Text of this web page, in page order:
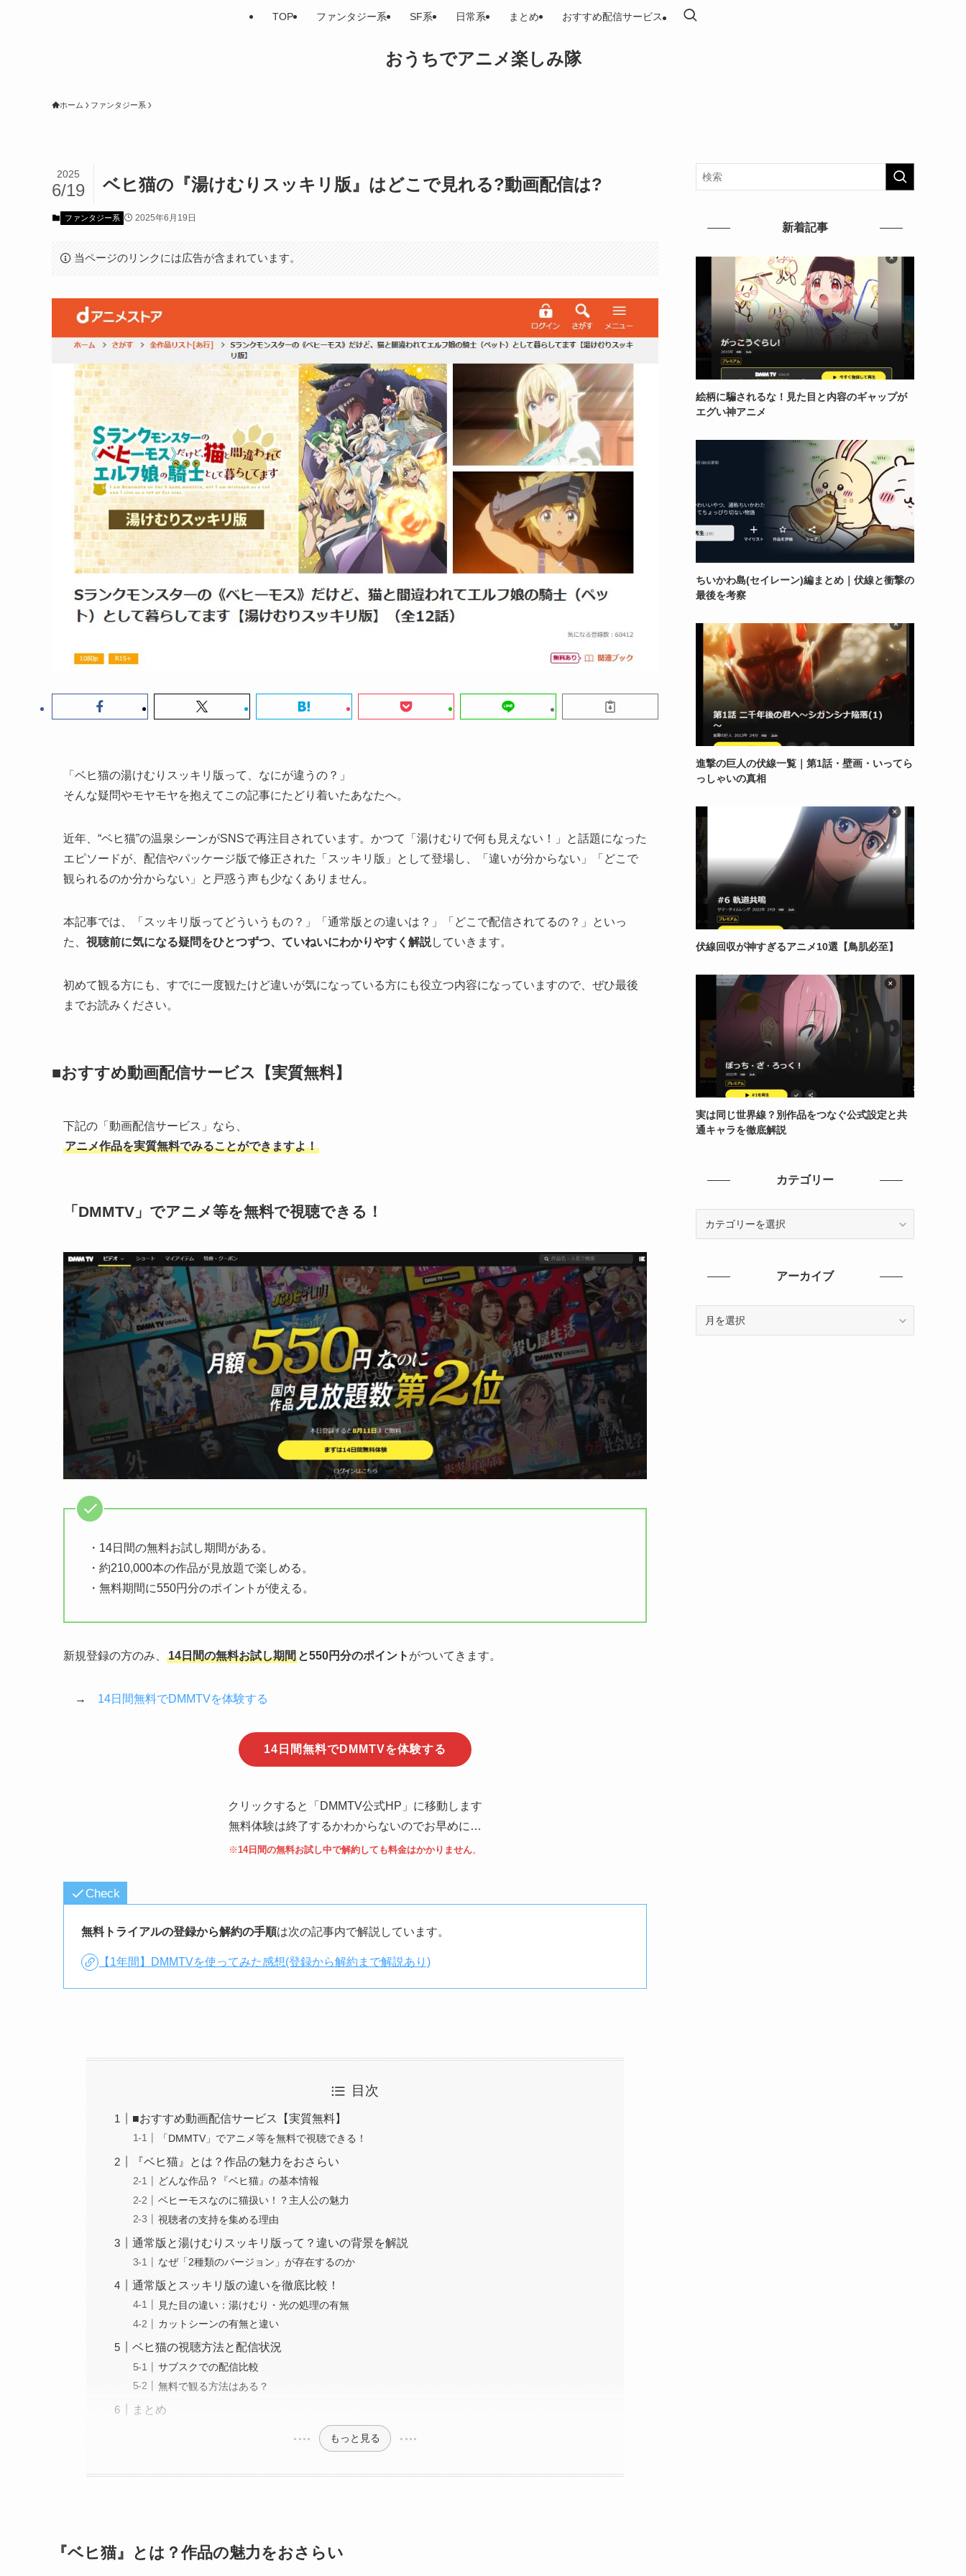
おうちでアニメ楽しみ隊
TOP ファンタジー系 SF系 日常系 まとめ おすすめ配信サービス
ホーム ファンタジー系
ベヒ猫の『湯けむりスッキリ版』はどこで見れる?動画配信は?
2025
6/19
ファンタジー系 2025年6月19日
当ページのリンクには広告が含まれています。
「ベヒ猫の湯けむりスッキリ版って、なにが違うの？」
そんな疑問やモヤモヤを抱えてこの記事にたどり着いたあなたへ。
近年、“ベヒ猫”の温泉シーンがSNSで再注目されています。かつて「湯けむりで何も見えない！」と話題になった
エピソードが、配信やパッケージ版で修正された「スッキリ版」として登場し、「違いが分からない」「どこで
観られるのか分からない」と戸惑う声も少なくありません。
本記事では、「スッキリ版ってどういうもの？」「通常版との違いは？」「どこで配信されてるの？」といっ
た、 視聴前に気になる疑問をひとつずつ、ていねいにわかりやすく解説していきます。
初めて観る方にも、すでに一度観たけど違いが気になっている方にも役立つ内容になっていますので、ぜひ最後
までお読みください。
■おすすめ動画配信サービス【実質無料】
下記の「動画配信サービス」なら、
アニメ作品を実質無料でみることができますよ！
「DMMTV」でアニメ等を無料で視聴できる！
・14日間の無料お試し期間がある。
・約210,000本の作品が見放題で楽しめる。
・無料期間に550円分のポイントが使える。
新規登録の方のみ、 14日間の無料お試し期間 と550円分のポイント がついてきます。
→ 14日間無料でDMMTVを体験する
14日間無料でDMMTVを体験する
クリックすると「DMMTV公式HP」に移動します
無料体験は終了するかわからないのでお早めに…
※14日間の無料お試し中で解約しても料金はかかりません。
Check
無料トライアルの登録から解約の手順は次の記事内で解説しています。
【1年間】DMMTVを使ってみた感想(登録から解約まで解説あり)
目次
■おすすめ動画配信サービス【実質無料】
「DMMTV」でアニメ等を無料で視聴できる！
『ベヒ猫』とは？作品の魅力をおさらい
どんな作品？『ベヒ猫』の基本情報
ベヒーモスなのに猫扱い！？主人公の魅力
視聴者の支持を集める理由
通常版と湯けむりスッキリ版って？違いの背景を解説
なぜ「2種類のバージョン」が存在するのか
通常版とスッキリ版の違いを徹底比較！
見た目の違い：湯けむり・光の処理の有無
カットシーンの有無と違い
ベヒ猫の視聴方法と配信状況
サブスクでの配信比較
無料で観る方法はある？
まとめ
もっと見る
『ベヒ猫』とは？作品の魅力をおさらい
新着記事
絵柄に騙されるな！見た目と内容のギャップが
エグい神アニメ
ちいかわ島(セイレーン)編まとめ｜伏線と衝撃の
最後を考察
進撃の巨人の伏線一覧｜第1話・壁画・いってら
っしゃいの真相
伏線回収が神すぎるアニメ10選【鳥肌必至】
実は同じ世界線？別作品をつなぐ公式設定と共
通キャラを徹底解説
カテゴリー
アーカイブ